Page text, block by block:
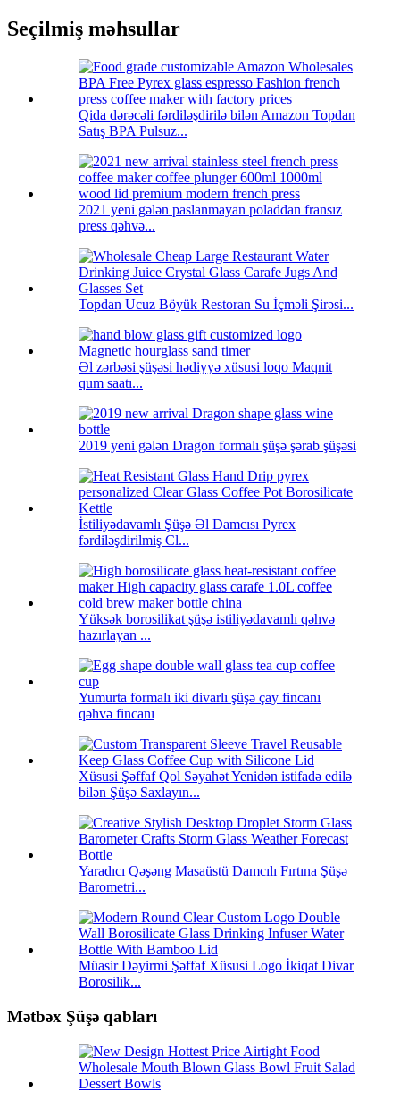
Seçilmiş məhsullar
Qida dərəcəli fərdiləşdirilə bilən Amazon Topdan
Satış BPA Pulsuz...
2021 yeni gələn paslanmayan poladdan fransız
press qəhvə...
Topdan Ucuz Böyük Restoran Su İçməli Şirəsi...
Əl zərbəsi şüşəsi hədiyyə xüsusi loqo Maqnit
qum saatı...
2019 yeni gələn Dragon formalı şüşə şərab şüşəsi
İstiliyədavamlı Şüşə Əl Damcısı Pyrex
fərdiləşdirilmiş Cl...
Yüksək borosilikat şüşə istiliyədavamlı qəhvə
hazırlayan ...
Yumurta formalı iki divarlı şüşə çay fincanı
qəhvə fincanı
Xüsusi Şəffaf Qol Səyahət Yenidən istifadə edilə
bilən Şüşə Saxlayın...
Yaradıcı Qəşəng Masaüstü Damcılı Fırtına Şüşə
Barometri...
Müasir Dəyirmi Şəffaf Xüsusi Logo İkiqat Divar
Borosilik...
Mətbəx Şüşə qabları